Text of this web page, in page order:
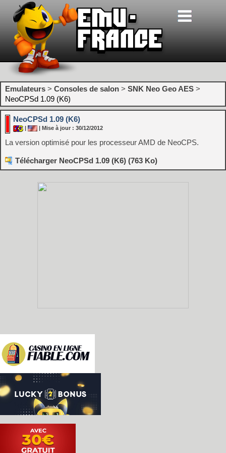
Emulateurs > Consoles de salon > SNK Neo Geo AES >
NeoCPSd 1.09 (K6)
NeoCPSd 1.09 (K6)
| | Mise à jour : 30/12/2012
La version optimisé pour les processeur AMD de NeoCPS.
Télécharger NeoCPSd 1.09 (K6) (763 Ko)